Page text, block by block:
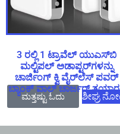
3 ರಲ್ಲಿ 1 ಟ್ರಾವೆಲ್ ಯುಎಸ್‌ಬಿ
ಮಲ್ಟಿಪಲ್ ಅಡಾಪ್ಟರ್‌ಗಳನ್ನು
ಚಾರ್ಜಿಂಗ್ ಕ್ವಿ ವೈರ್‌ಲೆಸ್ ಪವರ್
ಬ್ಯಾಂಕ್ ವಾಲ್ ಚಾರ್ಜರ್
ಮತ್ತಷ್ಟು ಓದು ಶೀಘ್ರ